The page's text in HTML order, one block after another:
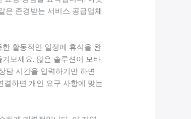
은 존경받는 서비스 공급업체
활동적인 일정에 휴식을 완
보세요. 많은 솔루션이 모바
담 시간을 입력하기만 하면
결하면 개인 요구 사항에 맞는